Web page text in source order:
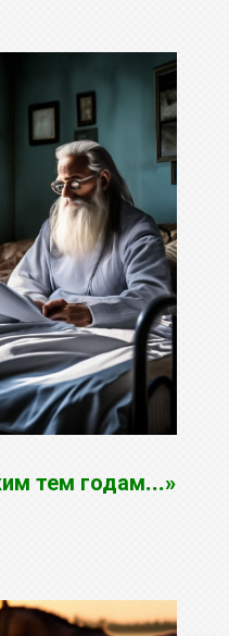
тем годам...»